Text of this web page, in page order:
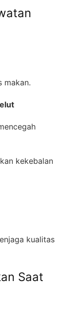
makan.
kekebalan
kualitas
Saat